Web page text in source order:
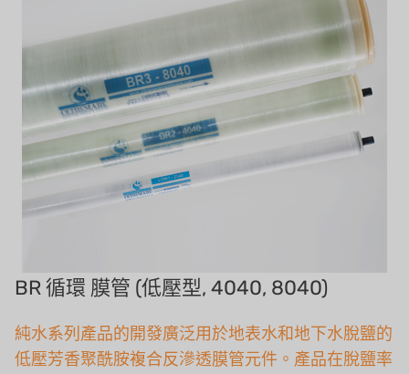
美國 IDEX
美國 CLACK
美國 EMERSON
美國 PENTAIR
德國 SIEMENS
丹麥 DANFOSS
法國 SUNTEC
BR 循環 膜管 (低壓型, 4040, 8040)
純水系列產品的開發廣泛用於地表水和地下水脫鹽的
低壓芳香聚酰胺複合反滲透膜管元件。產品在脫鹽率